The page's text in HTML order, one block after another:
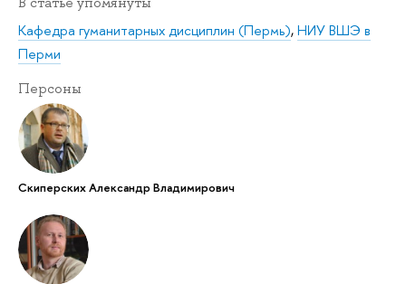
Кафедра гуманитарных дисциплин (Пермь),НИУ ВШЭ в
Перми
Персоны
Скиперских Александр Владимирович